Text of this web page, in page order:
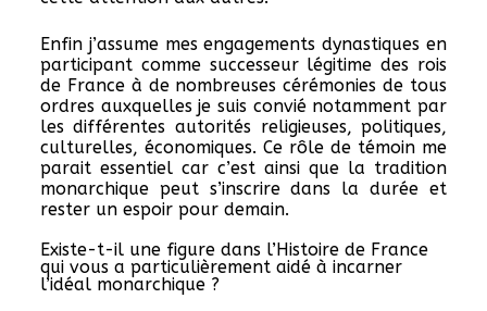
Enfin j’assume mes engagements dynastiques en
participant comme successeur légitime des rois
de France à de nombreuses cérémonies de tous
ordres auxquelles je suis convié notamment par
les différentes autorités religieuses, politiques,
culturelles, économiques. Ce rôle de témoin me
parait essentiel car c’est ainsi que la tradition
monarchique peut s’inscrire dans la durée et
rester un espoir pour demain.
Existe-t-il une figure dans l’Histoire de France
qui vous a particulièrement aidé à incarner
l’idéal monarchique ?